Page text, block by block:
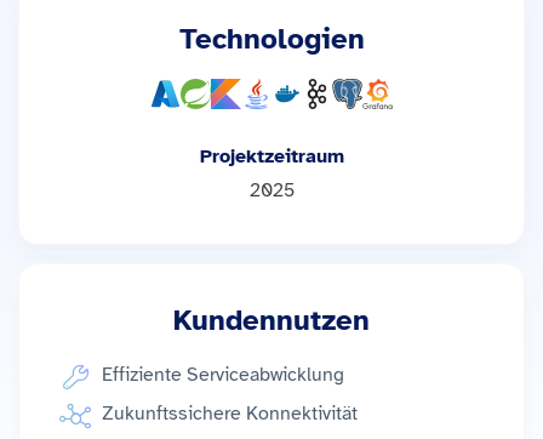
Technologien
Projektzeitraum
2025
Kundennutzen
Effiziente Serviceabwicklung
Zukunftssichere Konnektivität